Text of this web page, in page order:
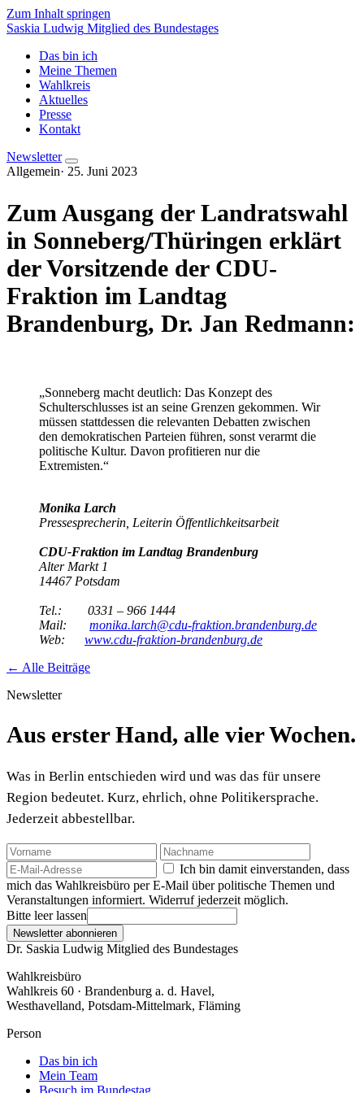
Zum Inhalt springen
Saskia Ludwig Mitglied des Bundestages
Das bin ich
Meine Themen
Wahlkreis
Aktuelles
Presse
Kontakt
Newsletter
Allgemein· 25. Juni 2023
Zum Ausgang der Landratswahl
in Sonneberg/Thüringen erklärt
der Vorsitzende der CDU-
Fraktion im Landtag
Brandenburg, Dr. Jan Redmann:
„Sonneberg macht deutlich: Das Konzept des
Schulterschlusses ist an seine Grenzen gekommen. Wir
müssen stattdessen die relevanten Debatten zwischen
den demokratischen Parteien führen, sonst verarmt die
politische Kultur. Davon profitieren nur die
Extremisten.“
Monika Larch
Pressesprecherin, Leiterin Öffentlichkeitsarbeit
CDU-Fraktion im Landtag Brandenburg
Alter Markt 1
14467 Potsdam
Tel.: 0331 – 966 1444
Mail: monika.larch@cdu-fraktion.brandenburg.de
Web: www.cdu-fraktion-brandenburg.de
← Alle Beiträge
Newsletter
Aus erster Hand, alle vier Wochen.
Was in Berlin entschieden wird und was das für unsere
Region bedeutet. Kurz, ehrlich, ohne Politikersprache.
Jederzeit abbestellbar.
Ich bin damit einverstanden, dass
mich das Wahlkreisbüro per E-Mail über politische Themen und
Veranstaltungen informiert. Widerruf jederzeit möglich.
Bitte leer lassen
Newsletter abonnieren
Dr. Saskia Ludwig Mitglied des Bundestages
Wahlkreisbüro
Wahlkreis 60 · Brandenburg a. d. Havel,
Westhavelland, Potsdam-Mittelmark, Fläming
Person
Das bin ich
Mein Team
Besuch im Bundestag